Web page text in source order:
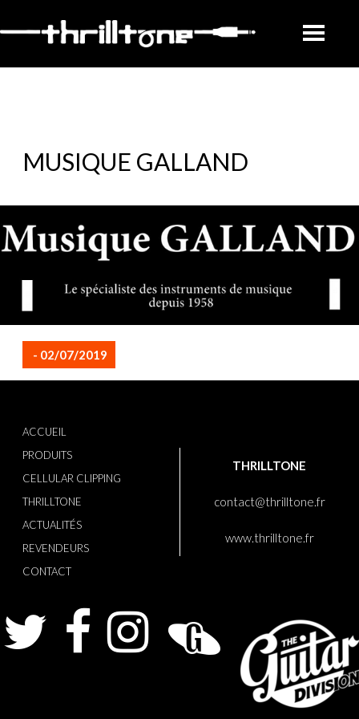
MUSIQUE GALLAND
- 02/07/2019
ACCUEIL
PRODUITS
CELLULAR CLIPPING
THRILLTONE
ACTUALITÉS
REVENDEURS
CONTACT
THRILLTONE
contact@thrilltone.fr
www.thrilltone.fr
Instagram